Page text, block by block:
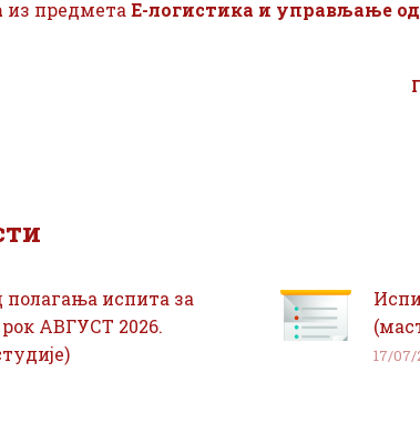
из предмета Е-логистика и управљање
полагања испита за
АВГУСТ 2026.
17/07/